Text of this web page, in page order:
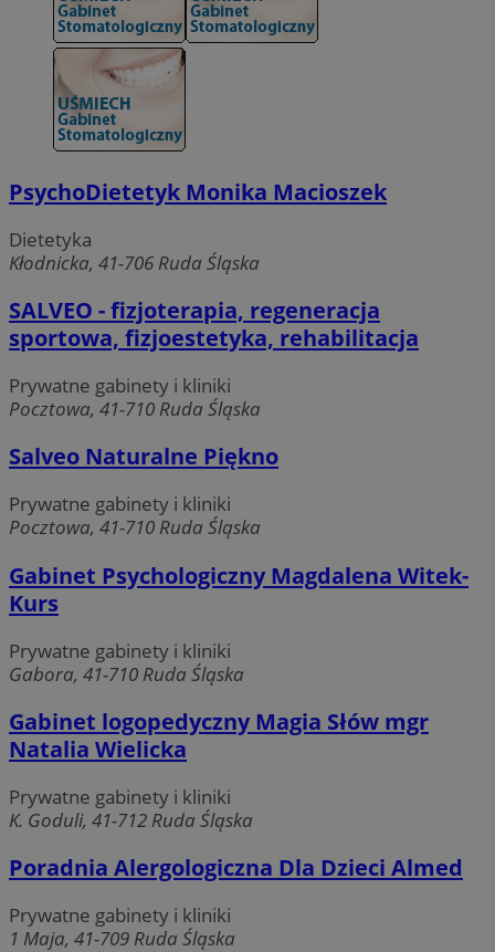
PsychoDietetyk Monika Macioszek
Dietetyka
Kłodnicka, 41-706 Ruda Śląska
SALVEO - fizjoterapia, regeneracja
sportowa, fizjoestetyka, rehabilitacja
Prywatne gabinety i kliniki
Pocztowa, 41-710 Ruda Śląska
Salveo Naturalne Piękno
Prywatne gabinety i kliniki
Pocztowa, 41-710 Ruda Śląska
Gabinet Psychologiczny Magdalena Witek-
Kurs
Prywatne gabinety i kliniki
Gabora, 41-710 Ruda Śląska
Gabinet logopedyczny Magia Słów mgr
Natalia Wielicka
Prywatne gabinety i kliniki
K. Goduli, 41-712 Ruda Śląska
Poradnia Alergologiczna Dla Dzieci Almed
Prywatne gabinety i kliniki
1 Maja, 41-709 Ruda Śląska